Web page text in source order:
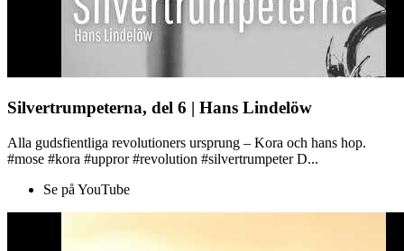
Silvertrumpeterna, del 6 | Hans Lindelöw
Alla gudsfientliga revolutioners ursprung – Kora och hans hop.
#mose #kora #uppror #revolution #silvertrumpeter D...
Se på YouTube